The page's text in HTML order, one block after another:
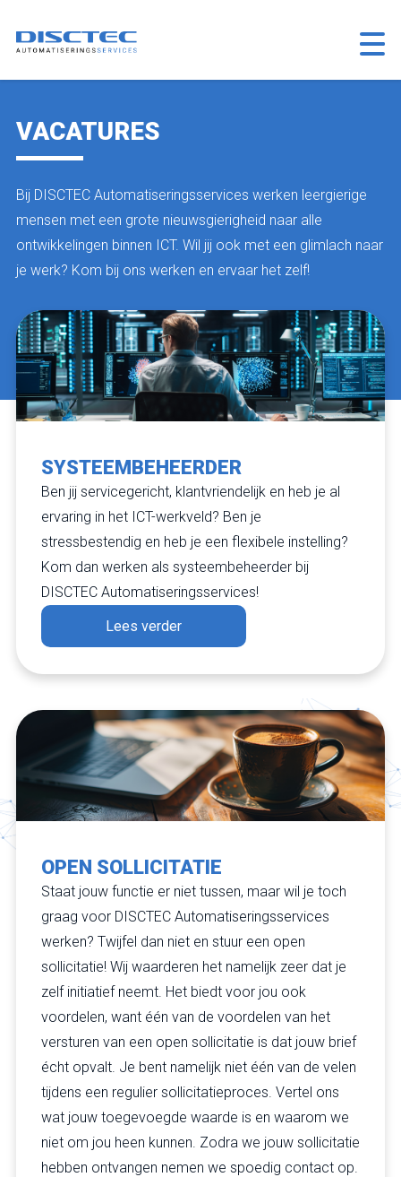
TERUG
VACATURES
Bij DISCTEC Automatiseringsservices werken leergierige
mensen met een grote nieuwsgierigheid naar alle
ontwikkelingen binnen ICT. Wil jij ook met een glimlach naar
je werk? Kom bij ons werken en ervaar het zelf!
SYSTEEMBEHEERDER
Ben jij servicegericht, klantvriendelijk en heb je al
ervaring in het ICT-werkveld? Ben je
stressbestendig en heb je een flexibele instelling?
Kom dan werken als systeembeheerder bij
DISCTEC Automatiseringsservices!
Lees verder
OPEN SOLLICITATIE
Staat jouw functie er niet tussen, maar wil je toch
graag voor DISCTEC Automatiseringsservices
werken? Twijfel dan niet en stuur een open
sollicitatie! Wij waarderen het namelijk zeer dat je
zelf initiatief neemt. Het biedt voor jou ook
voordelen, want één van de voordelen van het
versturen van een open sollicitatie is dat jouw brief
écht opvalt. Je bent namelijk niet één van de velen
tijdens een regulier sollicitatieproces. Vertel ons
wat jouw toegevoegde waarde is en waarom we
niet om jou heen kunnen. Zodra we jouw sollicitatie
hebben ontvangen nemen we spoedig contact op.